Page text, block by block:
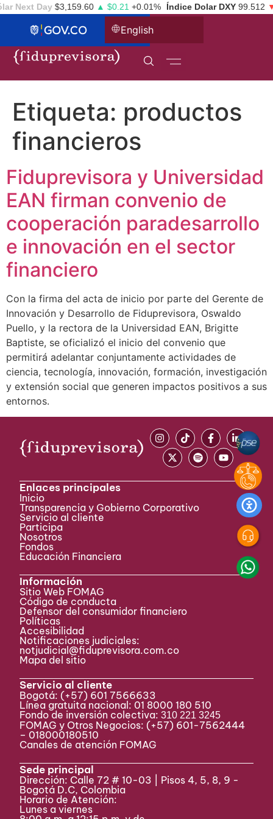
Next Day $3,159.60 ▲ $0.21+0.01% Índice Dolar DXY 99.512 ▼
English
Etiqueta: productos
financieros
Fiduprevisora y Universidad
EAN firman convenio de
cooperación paradesarrollo
e innovación en el sector
financiero
Con la firma del acta de inicio por parte del Gerente de
Innovación y Desarrollo de Fiduprevisora, Oswaldo
Puello, y la rectora de la Universidad EAN, Brigitte
Baptiste, se oficializó el inicio del convenio que
permitirá adelantar conjuntamente actividades de
ciencia, tecnología, innovación, formación, investigación
y extensión social que generen impactos positivos a sus
entornos.
Enlaces principales
Inicio
Transparencia y Gobierno Corporativo
Servicio al cliente
Participa ​
Nosotros
Fondos
Educación Financiera
Información
Sitio Web FOMAG
Código de conducta
Defensor del consumidor financiero
Políticas
Accesibilidad
Notificaciones judiciales:
notjudicial@fiduprevisora.com.co
Mapa del sitio
Servicio al cliente
Bogotá: (+57) 601 7566633
Línea gratuita nacional: 01 8000 180 510
Fondo de inversión colectiva:310 221 3245
FOMAG y Otros Negocios: (+57) 601-7562444
– 018000180510
Canales de atención FOMAG
Sede principal
Dirección: Calle 72 # 10-03 | Pisos 4, 5, 8, 9 -
Bogotá D.C, Colombia
Horario de Atención:
Lunes a viernes